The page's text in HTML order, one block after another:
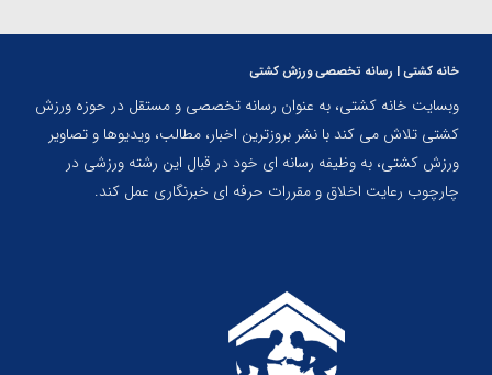
خانه کشتی | رسانه تخصصی ورزش کشتی
وبسایت خانه کشتی، به عنوان رسانه تخصصی و مستقل در حوزه ورزش
کشتی تلاش می کند با نشر بروزترین اخبار، مطالب، ویدیوها و تصاویر
ورزش کشتی، به وظیفه رسانه ای خود در قبال این رشته ورزشی در
چارچوب رعایت اخلاق و مقررات حرفه ای خبرنگاری عمل کند.